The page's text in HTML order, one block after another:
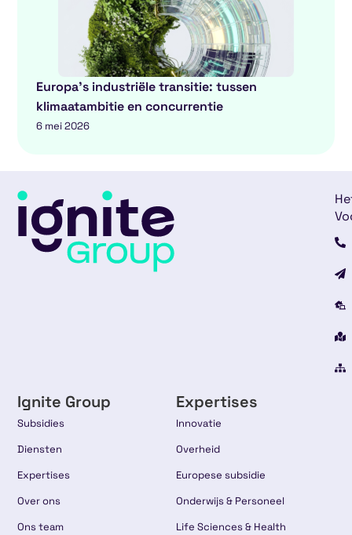
Europa’s industriële transitie: tussen
klimaatambitie en concurrentie
6 mei 2026
Ignite Group
Subsidies
Diensten
Expertises
Over ons
Ons team
Expertises
Innovatie
Overheid
Europese subsidie
Onderwijs & Personeel
Life Sciences & Health